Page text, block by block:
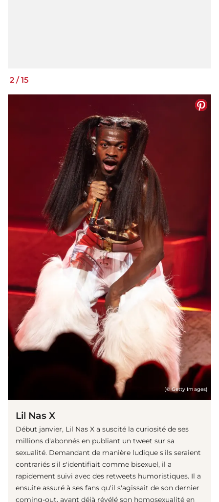
2 /15
(© Getty Images)
Lil Nas X
Début janvier, Lil Nas X a suscité la curiosité de ses
millions d'abonnés en publiant un tweet sur sa
sexualité. Demandant de manière ludique s'ils seraient
contrariés s'il s'identifiait comme bisexuel, il a
rapidement suivi avec des retweets humoristiques. Il a
ensuite assuré à ses fans qu'il s'agissait de son dernier
coming-out, ayant déjà révélé son homosexualité en